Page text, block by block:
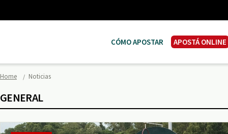
CÓMO APOSTAR APOSTÁ ONLINE
Home Noticias
GENERAL